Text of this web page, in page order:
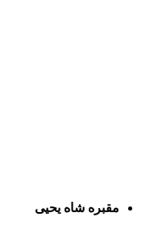
مقبره شاه یحیی